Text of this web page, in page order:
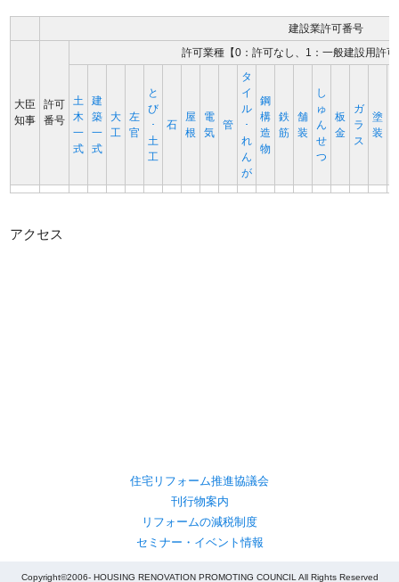
建設業許可番号
大臣
知事
許可
番号
許可業種【0：許可なし、1：一般建設用許
土
木
一
式
建
築
一
式
大
工
左
官
と
び
･
土
工
石
屋
根
電
気
管
タ
イ
ル
･
れ
ん
が
鋼
構
造
物
鉄
筋
舗
装
し
ゅ
ん
せ
つ
板
金
ガ
ラ
ス
塗
装
アクセス
住宅リフォーム推進協議会
刊行物案内
リフォームの減税制度
セミナー・イベント情報
Copyright©2006- HOUSING RENOVATION PROMOTING COUNCIL All Rights Reserved